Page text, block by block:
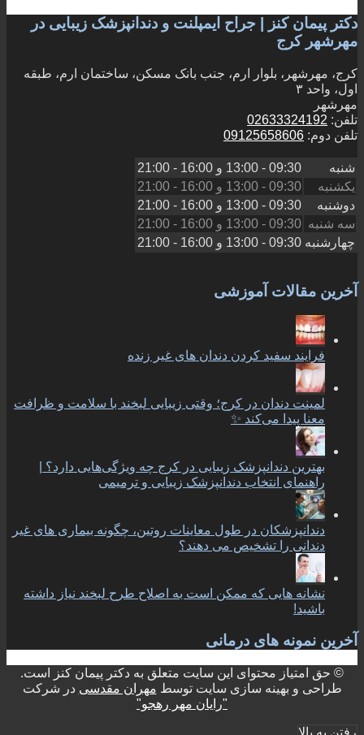
دکتر پیمان کنز | جراح ایمپلنت و دندانپزشک زیبایی در
مهرشهر کرج
کرج، مهرشهر، بلوار ارم، جنب بانک مسکن، ساختمان ارم، طبقه
اول، واحد ۳
مهرشهر
تلفن: 02633324192
تلفن دوم: 09125658606
شنبه 09:30 - 13:00 و 16:00 - 21:00
یکشنبه
09:30 - 13:00 و 16:00 - 21:00
دوشنبه
09:30 - 13:00 و 16:00 - 21:00
سه شنبه 09:30 - 13:00 و 16:00 - 21:00
چهارشنبه 09:30 - 13:00 و 16:00 - 21:00
آخرین مقالات آموزشی
فرایند سفید کردن دندان های غیر زنده
لمینت دندان در کرج؛ وقتی زیبایی لبخند با سلامت و ظرافت
معنا پیدا می‌کند ✨
بهترین دندانپزشک زیبایی در کرج چه ویژگی‌هایی دارد؟ |
راهنمای انتخاب دندانپزشک زیبایی و ترمیمی
دندانپزشکان در طول معاینات روتین، چگونه بیماری های غیر
دندانی را تشخیص می دهند؟
نشانه هایی که ممکن است به اصلاح طرح لبخند نیاز داشته
باشید!
آخرین نمونه های درمانی
© حق امتیاز محتوای این سایت متعلق به دکتر پیمان کنز است.
طراحی و بهینه سازی سایت توسط مهران مقدسی در شرکت
"رایان مهر رهجو"
رفتن به بالا